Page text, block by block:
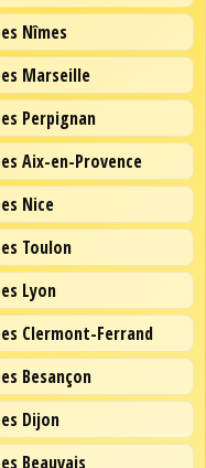
Nîmes
Marseille
Perpignan
Aix-en-Provence
Nice
Toulon
Lyon
Clermont-Ferrand
Besançon
Dijon
Beauvais